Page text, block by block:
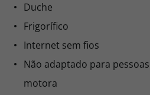
Duche
Frigorífico
Internet sem fios
Não adaptado para
motora